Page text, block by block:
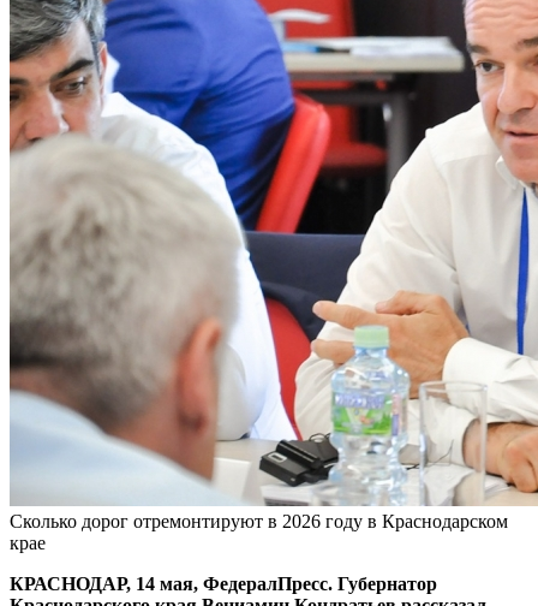
Сколько дорог отремонтируют в 2026 году в Краснодарском
крае
КРАСНОДАР, 14 мая, ФедералПресс. Губернатор